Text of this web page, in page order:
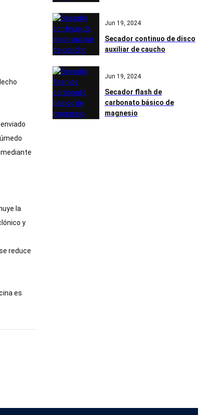
la
y
reduce
es
Jun 19, 2024
Secador continuo de disco
auxiliar de caucho
Jun 19, 2024
Secador flash de
carbonato básico de
magnesio